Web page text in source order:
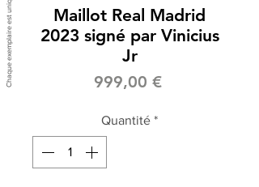
Maillot Real Madrid
2023 signé par Vinicius
Jr
999,00 €Prix
Quantité *